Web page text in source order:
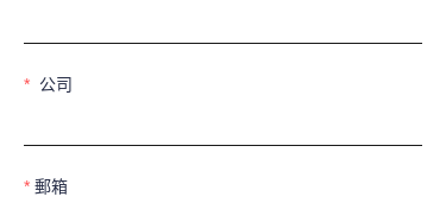
公司
郵箱